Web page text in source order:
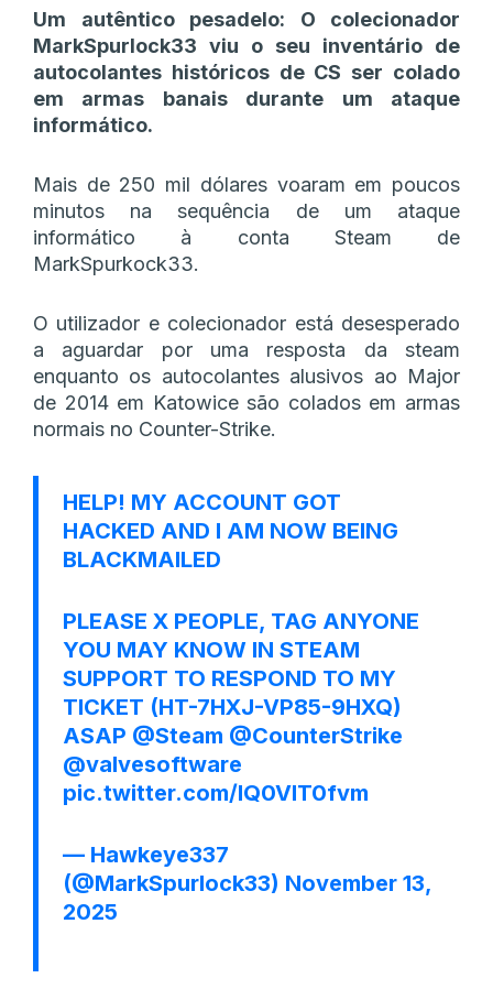
Um autêntico pesadelo: O colecionador
MarkSpurlock33 viu o seu inventário de
autocolantes históricos de CS ser colado
em armas banais durante um ataque
informático.
Mais de 250 mil dólares voaram em poucos
minutos na sequência de um ataque
informático à conta Steam de
MarkSpurkock33.
O utilizador e colecionador está desesperado
a aguardar por uma resposta da steam
enquanto os autocolantes alusivos ao Major
de 2014 em Katowice são colados em armas
normais no Counter-Strike.
HELP! MY ACCOUNT GOT
HACKED AND I AM NOW BEING
BLACKMAILED
PLEASE X PEOPLE, TAG ANYONE
YOU MAY KNOW IN STEAM
SUPPORT TO RESPOND TO MY
TICKET (HT-7HXJ-VP85-9HXQ)
ASAP @Steam @CounterStrike
@valvesoftware
pic.twitter.com/lQ0VIT0fvm
— Hawkeye337
(@MarkSpurlock33) November 13,
2025